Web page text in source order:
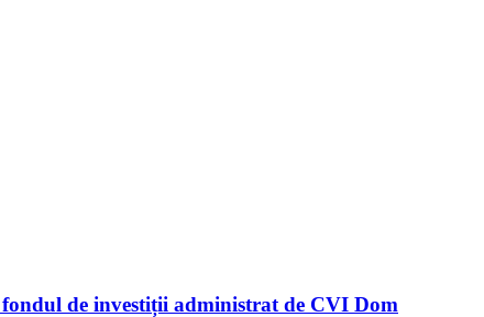
de investiții administrat de CVI Dom